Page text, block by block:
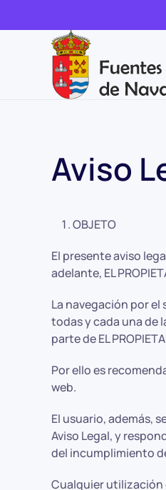
Aviso
OBJETO
El presente aviso
adelante, EL
La navegación por el
todas y cada una de
parte de EL
Por ello es
web.
El usuario, además,
Aviso Legal, y
del incumplimiento
Cualquier utilización